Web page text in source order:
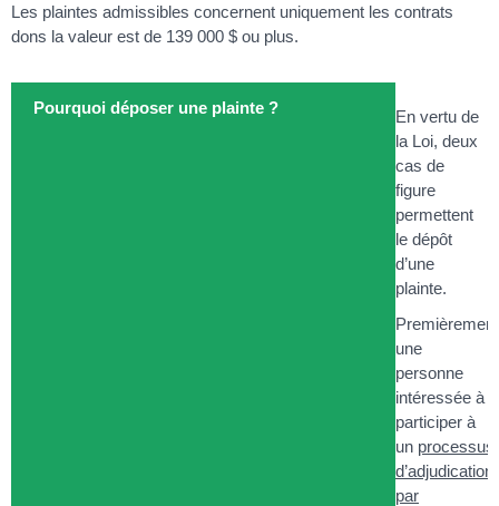
Les plaintes admissibles concernent uniquement les contrats
dons la valeur est de 139 000 $ ou plus.
Pourquoi déposer une plainte ?
En vertu de
la Loi, deux
cas de
figure
permettent
le dépôt
d’une
plainte.
une
personne
intéressée à
participer à
un processus
d’adjudication
par